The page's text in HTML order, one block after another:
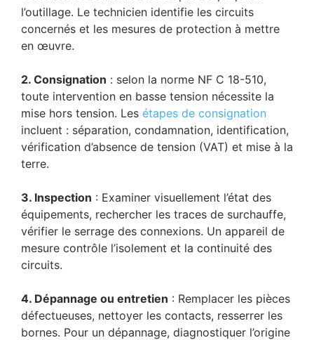
l’outillage. Le technicien identifie les circuits
concernés et les mesures de protection à mettre
en œuvre.
2. Consignation : selon la norme NF C 18-510,
toute intervention en basse tension nécessite la
mise hors tension. Les étapes de consignation
incluent : séparation, condamnation, identification,
vérification d’absence de tension (VAT) et mise à la
terre.
3. Inspection : Examiner visuellement l’état des
équipements, rechercher les traces de surchauffe,
vérifier le serrage des connexions. Un appareil de
mesure contrôle l’isolement et la continuité des
circuits.
4. Dépannage ou entretien : Remplacer les pièces
défectueuses, nettoyer les contacts, resserrer les
bornes. Pour un dépannage, diagnostiquer l’origine